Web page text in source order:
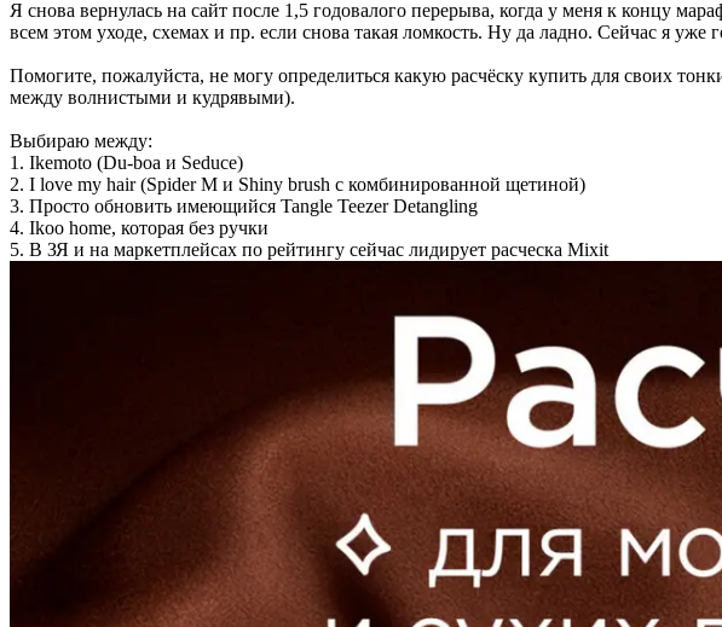
Я снова вернулась на сайт после 1,5 годовалого перерыва, когда у меня к концу
всем этом уходе, схемах и пр. если снова такая ломкость. Ну да ладно. Сейчас я
Помогите, пожалуйста, не могу определиться какую расчёску купить для своих
между волнистыми и кудрявыми).
Выбираю между:
1. Ikemoto (Du-boa и Seduce)
2. I love my hair (Spider M и Shiny brush с комбинированной щетиной)
3. Просто обновить имеющийся Tangle Teezer Detangling
4. Ikoo home, которая без ручки
5. В ЗЯ и на маркетплейсах по рейтингу сейчас лидирует расческа Mixit